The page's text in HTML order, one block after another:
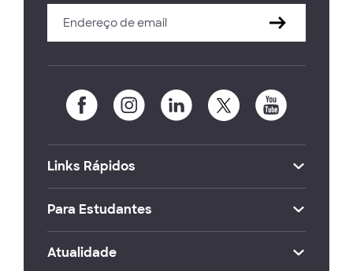
Links Rápidos
Para Estudantes
Atualidade